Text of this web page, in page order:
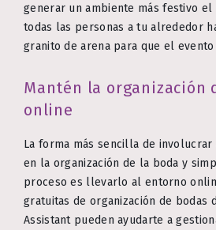
generar un ambiente más festivo
todas las personas a tu alrededor
granito de arena para que el
Mantén la organización
online
La forma más sencilla de
en la organización de la boda y
proceso es llevarlo al entorno
gratuitas de organización de bodas
Assistant pueden ayudarte a